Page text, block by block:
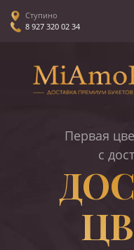
Ступино
8 927 320 02 34
Первая
с